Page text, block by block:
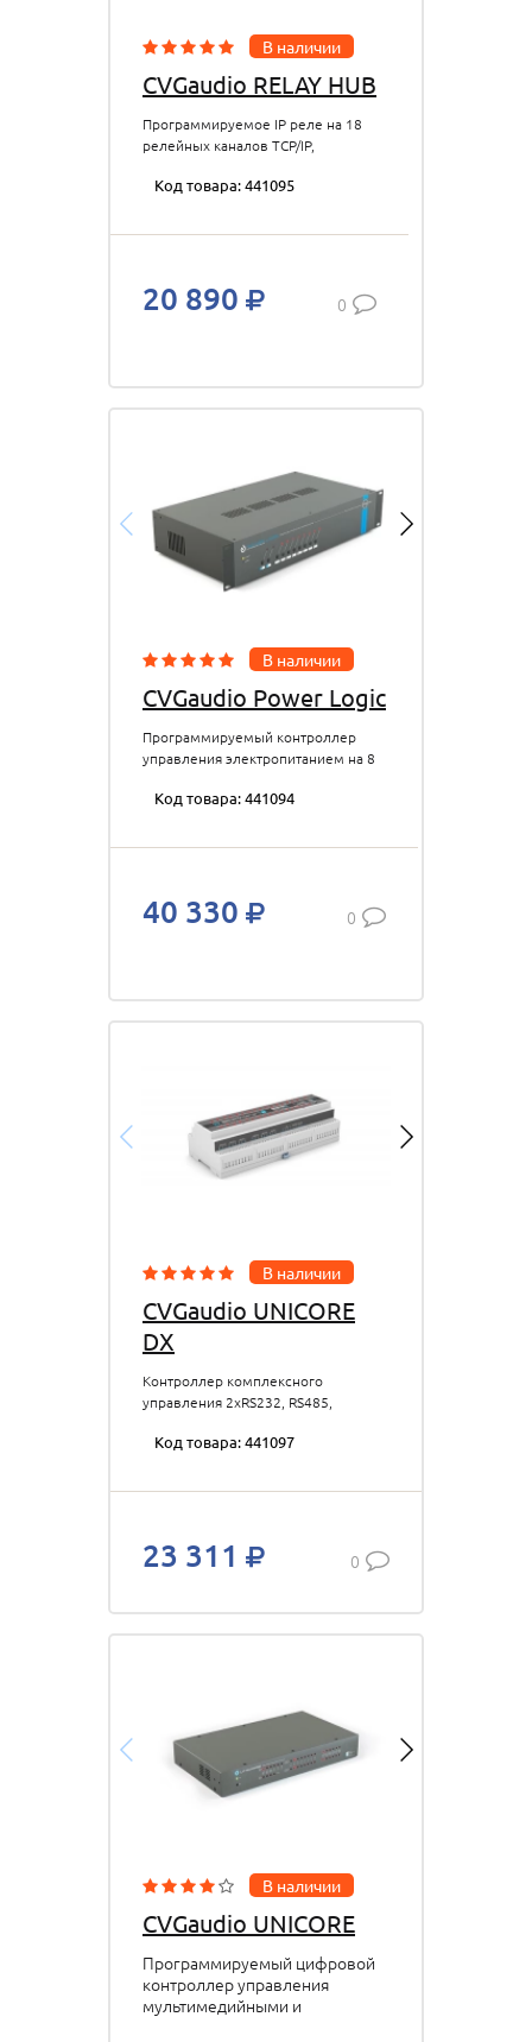
В наличии
CVGaudio RELAY HUB
Программируемое IP реле на 18
релейных каналов TCP/IP,
SHOWBOX mode, корпус на DIN
Код товара: 441095
20 890 0
В наличии
CVGaudio Power Logic
Программируемый контроллер
управления электропитанием на 8
11кВт/50A, программируемый
Logic Input, веб интерфейс, 2U
Код товара: 441094
40 330 0
В наличии
CVGaudio UNICORE
DX
Контроллер комплексного
управления 2xRS232, RS485,
DALI, 5xTCP/IP соединений, корпус
Код товара: 441097
23 311 0
В наличии
CVGaudio UNICORE
Программируемый цифровой
контроллер управления
мультимедийными и